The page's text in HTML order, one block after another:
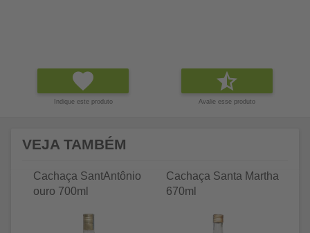
Indique este produto Avalie esse produto
VEJA TAMBÉM
Cachaça SantAntônio
ouro 700ml
Cachaça Santa Martha
670ml